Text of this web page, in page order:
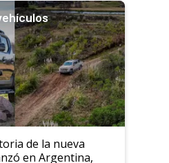
de la nueva
en Argentina,